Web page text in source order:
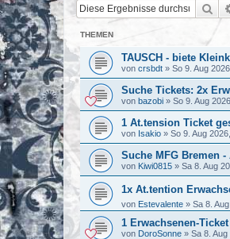
THEMEN
TAUSCH - biete
von crsbdt » So 9. Aug
Suche Tickets: 2x
von bazobi » So 9. Aug
1 At.tension Ticket
von Isakio » So 9. Aug
Suche MFG Bremen
von Kiwi0815 » Sa 8. Aug
1x At.tention
von Estevalente » Sa 8.
1 Erwachsenen-
von DoroSonne » Sa 8.